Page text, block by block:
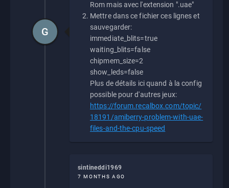
Rom mais avec l'extension ".uae"
Mettre dans ce fichier ces lignes et
sauvegarder:
immediate_blits=true
waiting_blits=false
chipmem_size=2
show_leds=false
Plus de détails ici quand à la config
possible pour d'autres jeux:
https://forum.recalbox.com/topic/
18191/amiberry-problem-with-uae-
files-and-the-cpu-speed
G
sintineddi1969
7 MONTHS AGO